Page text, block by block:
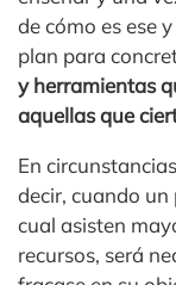
de cómo es ese
plan para
y herramientas
aquellas que
En
decir, cuando un
cual asisten
recursos, será